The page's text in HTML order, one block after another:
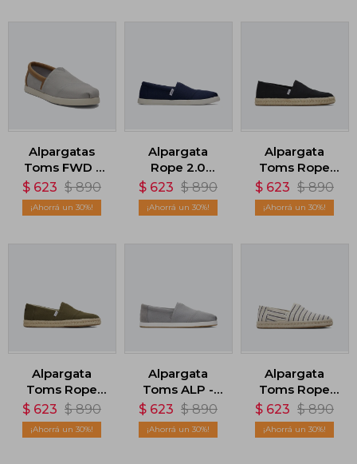
Alpargatas
Toms FWD -
Gris
$ 623 $ 890
30
Alpargata
Rope 2.0
Espadrille -
Azul
$ 623 $ 890
30
Alpargata
Toms Rope
2.0 Espadrille -
Negro
$ 623 $ 890
30
Alpargata
Toms Rope
2.0 Espadrille -
Verde
$ 623 $ 890
30
Alpargata
Toms ALP -
Gris
$ 623 $ 890
30
Alpargata
Toms Rope
2.0 Espadrille -
Beige
$ 623 $ 890
30